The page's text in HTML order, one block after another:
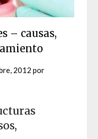
– causas,
2012 por